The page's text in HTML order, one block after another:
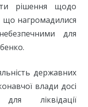
рішення щодо
що нагромадилися
для
державних
влади досі
ліквідації